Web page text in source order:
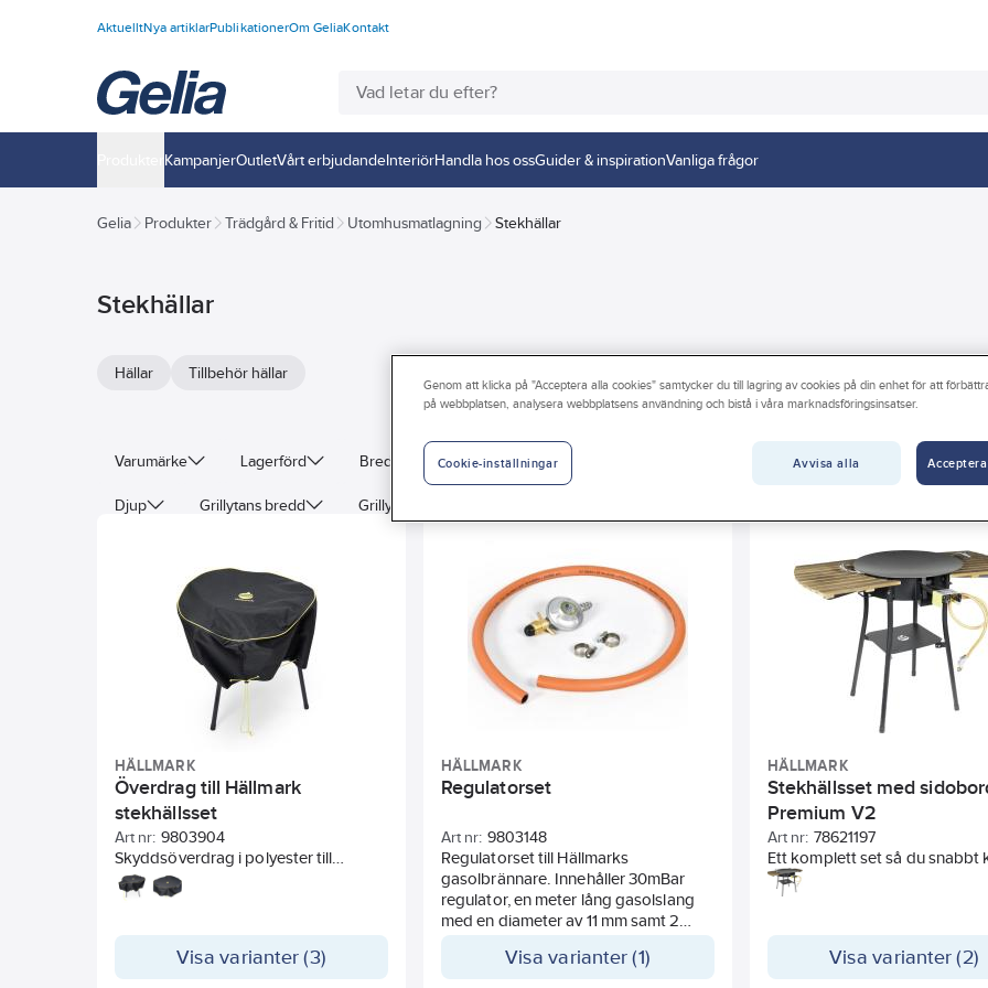
AktuelltNya artiklarPublikationerOm GeliaKontakt
KampanjerOutletVårt erbjudandeInteriörHandla hos ossGuider & inspirationVanliga frågor
Gelia Produkter Trädgård & Fritid Utomhusmatlagning Stekhällar
Stekhällar
Hällar Tillbehör hällar
Varumärke Lagerförd Bredd Diameter Längd Höjd Bredd
Djup Grillytans bredd Grillytans djup
HÄLLMARK
Överdrag till Hällmark
stekhällsset
Art nr: 9803904
Skyddsöverdrag i polyester till
gasolbrännare och stekhäll. Passar
stekhällar, inklusive brännare. Ett
Visa varianter (3)
HÄLLMARK
Regulatorset
Art nr: 9803148
Regulatorset till Hällmarks
gasolbrännare. Innehåller 30mBar
regulator, en meter lång gasolslang
med en diameter av 11 mm samt 2
Visa varianter (1)
HÄLLMARK
Stekhällsset med
Premium V2
Art nr: 78621197
Ett komplett set så du snabbt
komma igång med din
utomhusmatlagning. Innehåller
till gasolbrännaren och
Visa varianter (2)
Genom att klicka på "Acceptera alla cookies" samtycker du till lagring av cookies på din enhet för att
på webbplatsen, analysera webbplatsens användning och bistå i våra marknadsföringsinsatser.
Avvisa alla
Cookie-inställningar